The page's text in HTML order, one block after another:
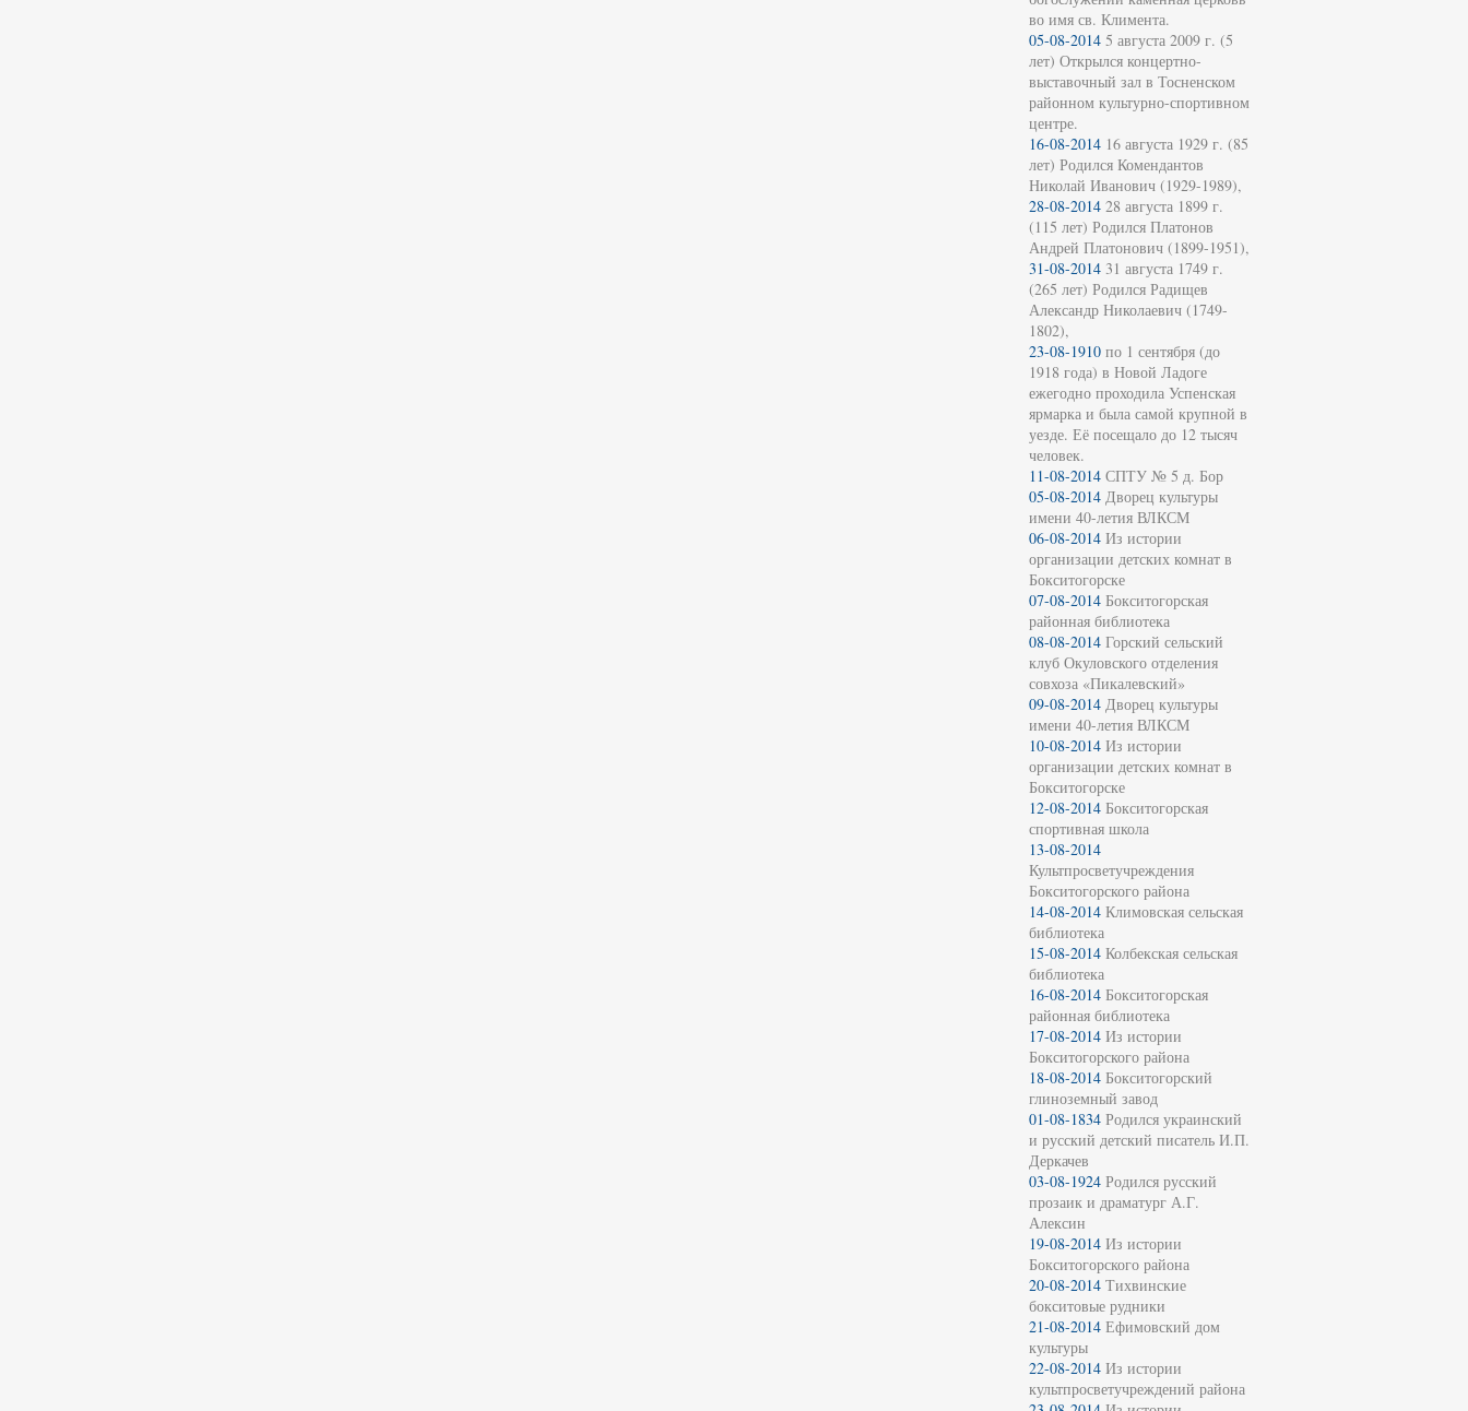
во имя св. Климента.
05-08-2014 5 августа 2009 г. (5
лет) Открылся концертно-
выставочный зал в Тосненском
районном культурно-спортивном
центре.
16-08-2014 16 августа 1929 г. (85
лет) Родился Комендантов
Николай Иванович (1929-1989),
28-08-2014 28 августа 1899 г.
(115 лет) Родился Платонов
Андрей Платонович (1899-1951),
31-08-2014 31 августа 1749 г.
(265 лет) Родился Радищев
Александр Николаевич (1749-
1802),
23-08-1910 по 1 сентября (до
1918 года) в Новой Ладоге
ежегодно проходила Успенская
ярмарка и была самой крупной в
уезде. Её посещало до 12 тысяч
человек.
11-08-2014 СПТУ № 5 д. Бор
05-08-2014 Дворец культуры
имени 40-летия ВЛКСМ
06-08-2014 Из истории
организации детских комнат в
Бокситогорске
07-08-2014 Бокситогорская
районная библиотека
08-08-2014 Горский сельский
клуб Окуловского отделения
совхоза «Пикалевский»
09-08-2014 Дворец культуры
имени 40-летия ВЛКСМ
10-08-2014 Из истории
организации детских комнат в
Бокситогорске
12-08-2014 Бокситогорская
спортивная школа
13-08-2014
Культпросветучреждения
Бокситогорского района
14-08-2014 Климовская сельская
библиотека
15-08-2014 Колбекская сельская
библиотека
16-08-2014 Бокситогорская
районная библиотека
17-08-2014 Из истории
Бокситогорского района
18-08-2014 Бокситогорский
глиноземный завод
01-08-1834 Родился украинский
и русский детский писатель И.П.
Деркачев
03-08-1924 Родился русский
прозаик и драматург А.Г.
Алексин
19-08-2014 Из истории
Бокситогорского района
20-08-2014 Тихвинские
бокситовые рудники
21-08-2014 Ефимовский дом
культуры
22-08-2014 Из истории
культпросветучреждений района